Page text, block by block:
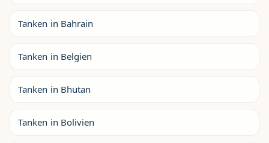
Tanken in Bahrain
Tanken in Belgien
Tanken in Bhutan
Tanken in Bolivien